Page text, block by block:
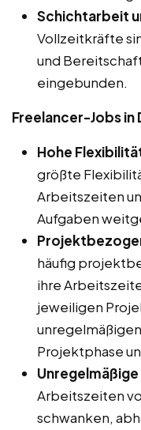
Schichtarbeit
Vollzeitkräfte
und
eingebunden.
Freelancer-Jobs in
Hohe
größte
Arbeitszeiten
Aufgaben
häufig
ihre
jeweiligen
Projektphase
Arbeitszeiten
schwanken,